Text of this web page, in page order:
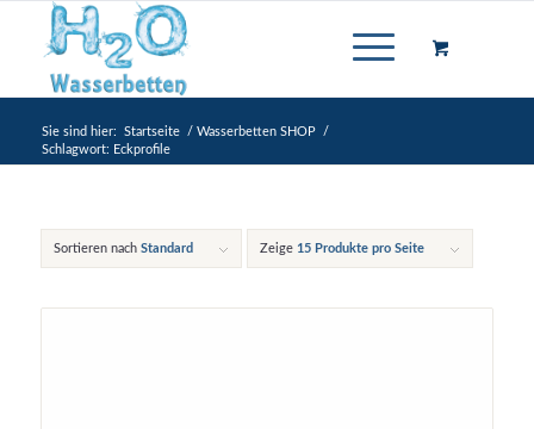
Sie sind hier: Startseite / Wasserbetten SHOP
/
Schlagwort: Eckprofile
Sortieren nach Standard Zeige 15 Produkte pro Seite